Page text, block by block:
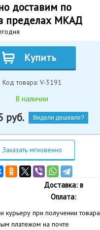
доставим по
пределах МКАД
Купить
Код товара: V-3191
В наличии
руб. Видели дешевле?
Заказать мгновенно
Доставка: в
Оплата:
курьеру при получении товара
платежом на почте